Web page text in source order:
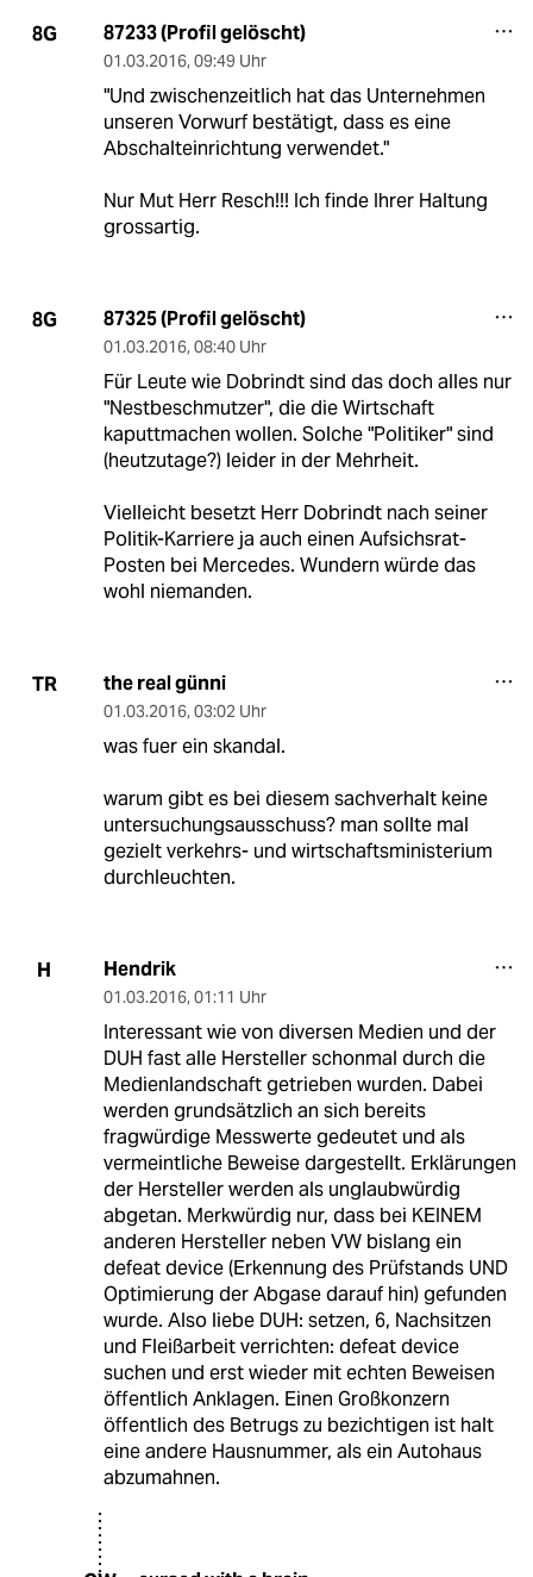
8G 87233 (Profil gelöscht)
01.03.2016, 09:49 Uhr
"Und zwischenzeitlich hat das Unternehmen
unseren Vorwurf bestätigt, dass es eine
Abschalteinrichtung verwendet."
Nur Mut Herr Resch!!! Ich finde Ihrer Haltung
grossartig.
8G 87325 (Profil gelöscht)
01.03.2016, 08:40 Uhr
Für Leute wie Dobrindt sind das doch alles nur
"Nestbeschmutzer", die die Wirtschaft
kaputtmachen wollen. Solche "Politiker" sind
(heutzutage?) leider in der Mehrheit.
Vielleicht besetzt Herr Dobrindt nach seiner
Politik-Karriere ja auch einen Aufsichsrat-
Posten bei Mercedes. Wundern würde das
wohl niemanden.
TR the real günni
01.03.2016, 03:02 Uhr
was fuer ein skandal.
warum gibt es bei diesem sachverhalt keine
untersuchungsausschuss? man sollte mal
gezielt verkehrs- und wirtschaftsministerium
durchleuchten.
H Hendrik
01.03.2016, 01:11 Uhr
Interessant wie von diversen Medien und der
DUH fast alle Hersteller schonmal durch die
Medienlandschaft getrieben wurden. Dabei
werden grundsätzlich an sich bereits
fragwürdige Messwerte gedeutet und als
vermeintliche Beweise dargestellt. Erklärungen
der Hersteller werden als unglaubwürdig
abgetan. Merkwürdig nur, dass bei KEINEM
anderen Hersteller neben VW bislang ein
defeat device (Erkennung des Prüfstands UND
Optimierung der Abgase darauf hin) gefunden
wurde. Also liebe DUH: setzen, 6, Nachsitzen
und Fleißarbeit verrichten: defeat device
suchen und erst wieder mit echten Beweisen
öffentlich Anklagen. Einen Großkonzern
öffentlich des Betrugs zu bezichtigen ist halt
eine andere Hausnummer, als ein Autohaus
abzumahnen.